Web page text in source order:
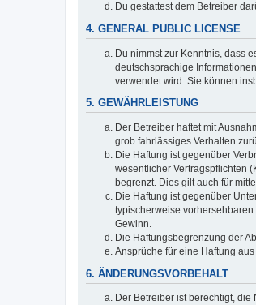
Du gestattest dem Betreiber
4. GENERAL PUBLIC LICENSE
Du nimmst zur Kenntnis, dass
deutschsprachige
verwendet wird. Sie können
5. GEWÄHRLEISTUNG
Der Betreiber haftet mit
grob fahrlässiges Verhalten
Die Haftung ist gegenüber
wesentlicher Vertragspflichten
begrenzt. Dies gilt auch für
Die Haftung ist gegenüber
typischerweise
Gewinn.
Die Haftungsbegrenzung der
Ansprüche für eine Haftung
6. ÄNDERUNGSVORBEHALT
Der Betreiber ist berechtigt,